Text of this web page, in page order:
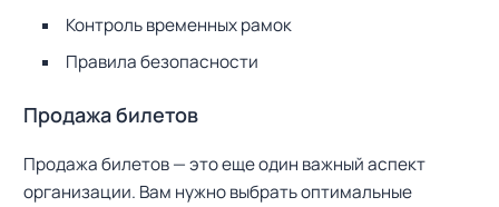
Контроль временных рамок
Правила безопасности
Продажа билетов
Продажа билетов — это еще один важный аспект
организации. Вам нужно выбрать оптимальные